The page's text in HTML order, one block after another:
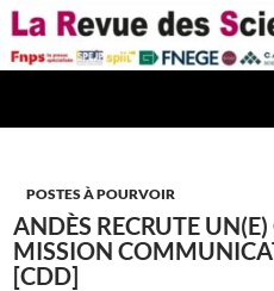
Aller
au
contenu
POSTES À POURVOIR
ANDÈS RECRUTE
MISSION
[CDD]